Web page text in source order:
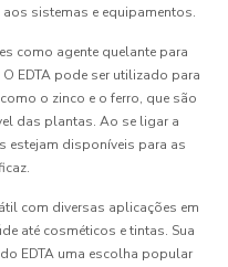
sistemas e equipamentos.
como agente quelante para
EDTA pode ser utilizado para
o zinco e o ferro, que são
das plantas. Ao se ligar a
estejam disponíveis para as
com diversas aplicações em
até cosméticos e tintas. Sua
EDTA uma escolha popular